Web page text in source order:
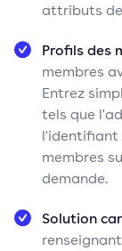
attributs de
Profils des
membres
Entrez
tels que
l'identifiant
membres
demande.
Solution